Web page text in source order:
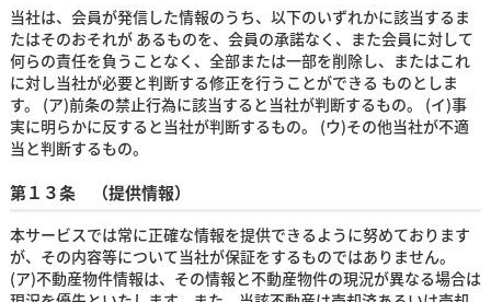
当社は、会員が発信した情報のうち、以下のいずれかに該当するま
たはそのおそれが あるものを、会員の承諾なく、また会員に対して
何らの責任を負うことなく、全部または一部を削除し、またはこれ
に対し当社が必要と判断する修正を行うことができる ものとしま
す。 (ア)前条の禁止行為に該当すると当社が判断するもの。 (イ)事
実に明らかに反すると当社が判断するもの。 (ウ)その他当社が不適
当と判断するもの。
第１３条 （提供情報）
本サービスでは常に正確な情報を提供できるように努めております
が、その内容等について当社が保証をするものではありません。
(ア)不動産物件情報は、その情報と不動産物件の現況が異なる場合は